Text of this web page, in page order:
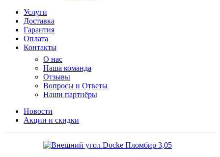
Услуги
Доставка
Гарантия
Оплата
Контакты
О нас
Наша команда
Отзывы
Вопросы и Ответы
Наши партнёры
Новости
Акции и скидки